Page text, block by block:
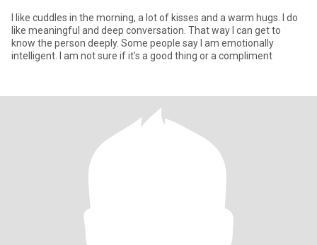
I like cuddles in the morning, a lot of kisses and a warm hugs. I do
like meaningful and deep conversation. That way I can get to
know the person deeply. Some people say I am emotionally
intelligent. I am not sure if it's a good thing or a compliment